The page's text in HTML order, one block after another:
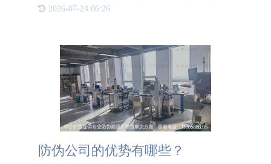
联、出入库到分销记录透明可查等多个环节，实现了
2026-07-24 06:26
防伪公司的优势有哪些？